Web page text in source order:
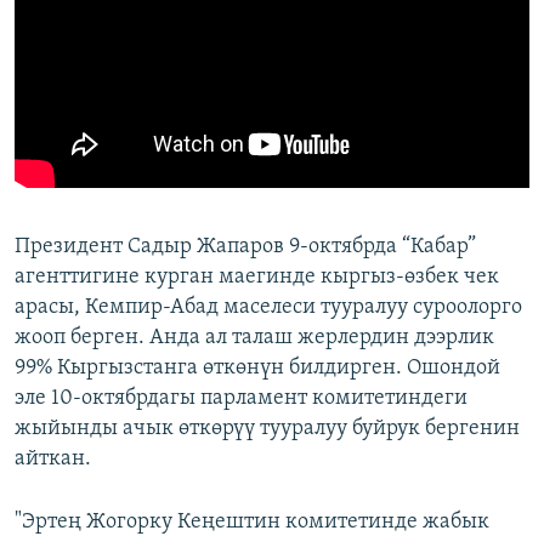
Президент Садыр Жапаров 9-октябрда “Кабар”
агенттигине курган маегинде кыргыз-өзбек чек
арасы, Кемпир-Абад маселеси тууралуу суроолорго
жооп берген. Анда ал талаш жерлердин дээрлик
99% Кыргызстанга өткөнүн билдирген. Ошондой
эле 10-октябрдагы парламент комитетиндеги
жыйынды ачык өткөрүү тууралуу буйрук бергенин
айткан.
"Эртең Жогорку Кеңештин комитетинде жабык